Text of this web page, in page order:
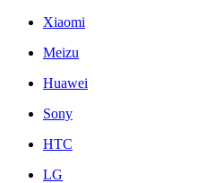
Xiaomi
Meizu
Huawei
Sony
HTC
LG